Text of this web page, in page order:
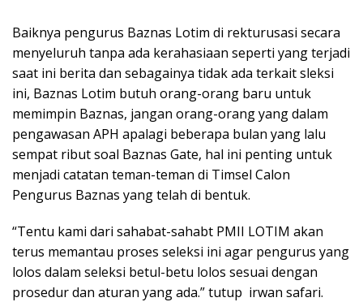
Baiknya pengurus Baznas Lotim di rekturusasi secara
menyeluruh tanpa ada kerahasiaan seperti yang terjadi
saat ini berita dan sebagainya tidak ada terkait sleksi
ini, Baznas Lotim butuh orang-orang baru untuk
memimpin Baznas, jangan orang-orang yang dalam
pengawasan APH apalagi beberapa bulan yang lalu
sempat ribut soal Baznas Gate, hal ini penting untuk
menjadi catatan teman-teman di Timsel Calon
Pengurus Baznas yang telah di bentuk.
“Tentu kami dari sahabat-sahabt PMII LOTIM akan
terus memantau proses seleksi ini agar pengurus yang
lolos dalam seleksi betul-betu lolos sesuai dengan
prosedur dan aturan yang ada.” tutup irwan safari.